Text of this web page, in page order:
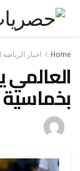
Home اخبار
بخماسية